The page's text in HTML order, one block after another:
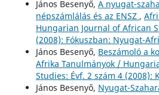
János Besenyő, A nyugat-
népszámlálás és az ENSZ ,
Hungarian Journal of African
(2008): Fókuszban: Nyugat-
János Besenyő, Beszámoló a
Afrika Tanulmányok /
Studies: Évf. 2 szám 4 (2008):
János Besenyő, Nyugat-